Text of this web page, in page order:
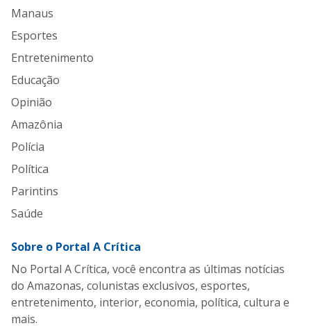
Manaus
Esportes
Entretenimento
Educação
Opinião
Amazônia
Polícia
Política
Parintins
Saúde
Sobre o Portal A Crítica
No Portal A Crítica, você encontra as últimas notícias
do Amazonas, colunistas exclusivos, esportes,
entretenimento, interior, economia, política, cultura e
mais.